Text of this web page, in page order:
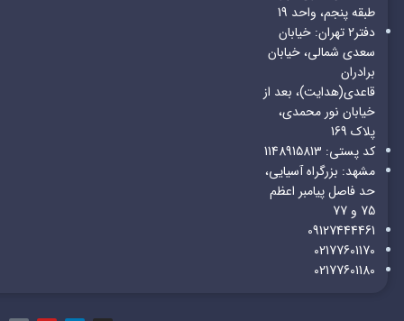
طبقه پنجم، واحد 19
دفتر2 تهران: خیابان
سعدی شمالی، خیابان
برادران
قاعدی(هدایت)، بعد از
خیابان نور محمدی،
پلاک 169
کد پستی: 1148915813
مشهد: بزرگراه آسیایی،
حد فاصل پیامبر اعظم
75 و 77
09127444461
02177601170
02177601180